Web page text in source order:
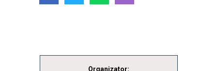
Organizator: